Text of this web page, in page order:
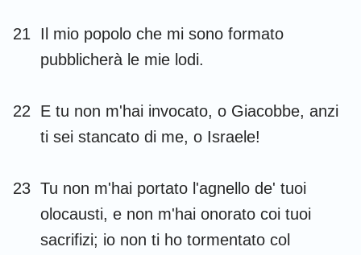
64 65 66
21
Il mio popolo che mi sono formato
pubblicherà le mie lodi.
22
E tu non m'hai invocato, o Giacobbe, anzi
ti sei stancato di me, o Israele!
23 Tu non m'hai portato l'agnello de' tuoi
olocausti, e non m'hai onorato coi tuoi
sacrifizi; io non ti ho tormentato col